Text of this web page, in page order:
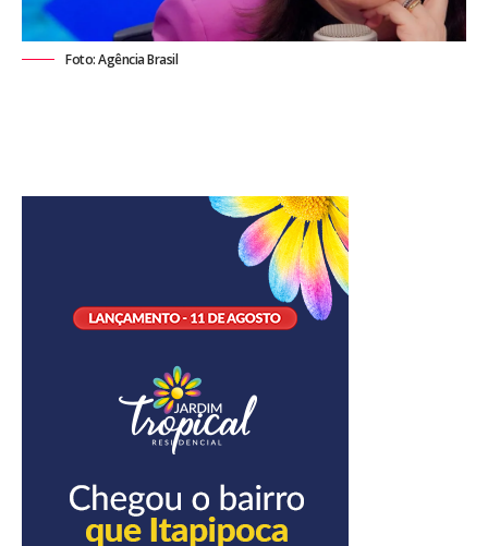
Foto: Agência Brasil